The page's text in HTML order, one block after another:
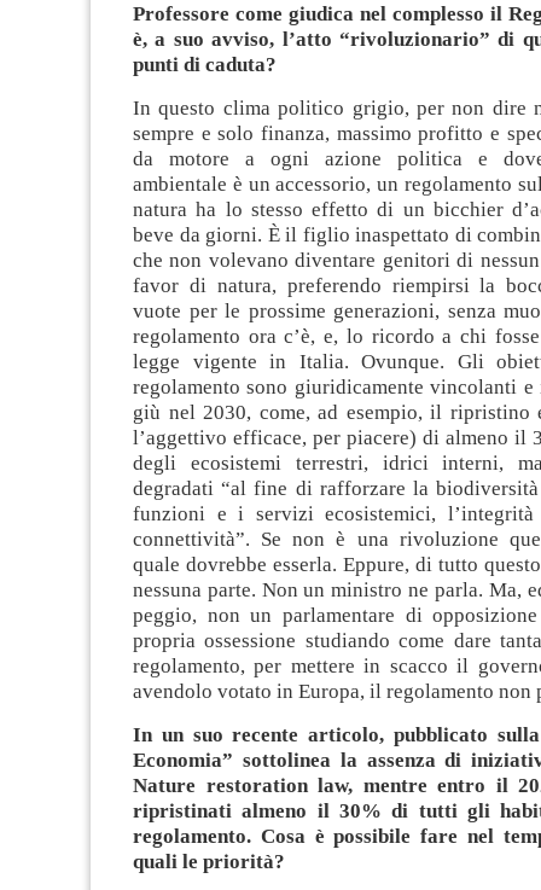
Professore come giudica nel complesso il
è, a suo avviso, l’atto “rivoluzionario” di
punti di caduta?
In questo clima politico grigio, per non dire
sempre e solo finanza, massimo profitto e
da motore a ogni azione politica e
ambientale è un accessorio, un regolamento
natura ha lo stesso effetto di un bicchier
beve da giorni. È il figlio inaspettato di
che non volevano diventare genitori di
favor di natura, preferendo riempirsi la
vuote per le prossime generazioni, senza
regolamento ora c’è, e, lo ricordo a chi
legge vigente in Italia. Ovunque. Gli
regolamento sono giuridicamente vincolanti
giù nel 2030, come, ad esempio, il ripristino
l’aggettivo efficace, per piacere) di almeno il
degli ecosistemi terrestri, idrici interni,
degradati “al fine di rafforzare la
funzioni e i servizi ecosistemici,
connettività”. Se non è una rivoluzione
quale dovrebbe esserla. Eppure, di tutto
nessuna parte. Non un ministro ne parla. Ma,
peggio, non un parlamentare di
propria ossessione studiando come dare
regolamento, per mettere in scacco il
avendolo votato in Europa, il regolamento non
In un suo recente articolo, pubblicato
Economia” sottolinea la assenza di
Nature restoration law, mentre entro il
ripristinati almeno il 30% di tutti gli
regolamento. Cosa è possibile fare nel
quali le priorità?